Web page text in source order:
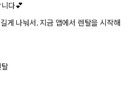
다💕
게 나눠서. 지금 앱에서 렌탈을 시작해
탈